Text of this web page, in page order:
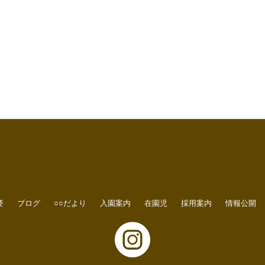
ブログ ○○だより 入園案内 在園児 採用案内 情報公開